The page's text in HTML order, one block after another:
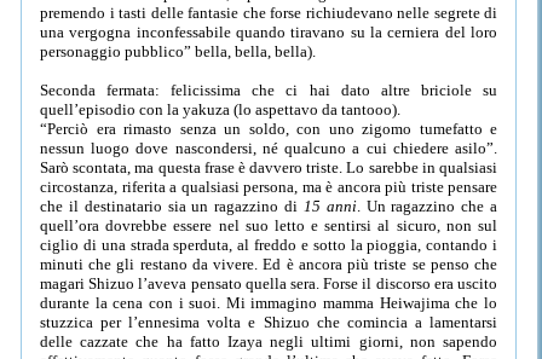
premendo i tasti delle fantasie che forse richiudevano nelle segrete di
una vergogna inconfessabile quando tiravano su la cerniera del loro
personaggio pubblico” bella, bella, bella).
Seconda fermata: felicissima che ci hai dato altre briciole su
quell’episodio con la yakuza (lo aspettavo da tantooo).
“Perciò era rimasto senza un soldo, con uno zigomo tumefatto e
nessun luogo dove nascondersi, né qualcuno a cui chiedere asilo”.
Sarò scontata, ma questa frase è davvero triste. Lo sarebbe in qualsiasi
circostanza, riferita a qualsiasi persona, ma è ancora più triste pensare
che il destinatario sia un ragazzino di 15 anni. Un ragazzino che a
quell’ora dovrebbe essere nel suo letto e sentirsi al sicuro, non sul
ciglio di una strada sperduta, al freddo e sotto la pioggia, contando i
minuti che gli restano da vivere. Ed è ancora più triste se penso che
magari Shizuo l’aveva pensato quella sera. Forse il discorso era uscito
durante la cena con i suoi. Mi immagino mamma Heiwajima che lo
stuzzica per l’ennesima volta e Shizuo che comincia a lamentarsi
delle cazzate che ha fatto Izaya negli ultimi giorni, non sapendo